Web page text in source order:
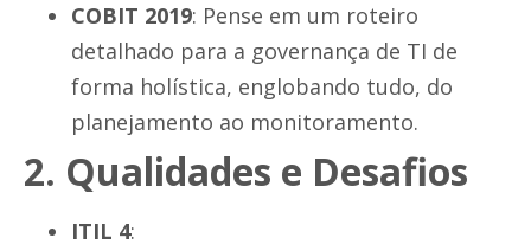
COBIT 2019: Pense em um roteiro
detalhado para a governança de TI de
forma holística, englobando tudo, do
planejamento ao monitoramento.
2. Qualidades e Desafios
ITIL 4: